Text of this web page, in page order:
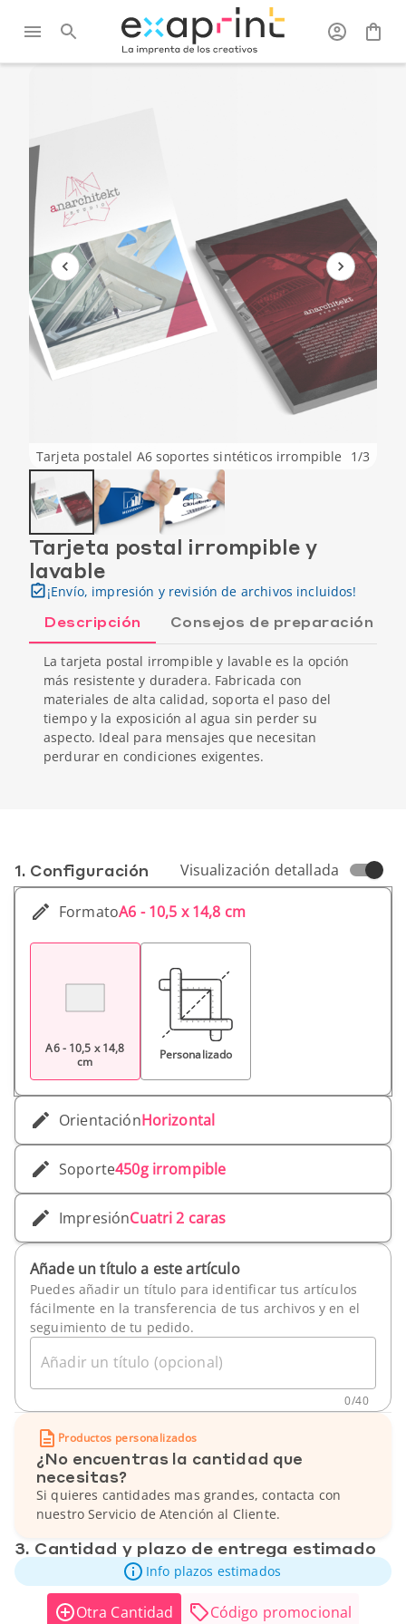
Tarjeta postalel A6 soportes sintéticos irrompible 1/3
Tarjeta postal irrompible y
lavable
¡Envío, impresión y revisión de archivos incluidos!
Descripción Consejos de preparación
La tarjeta postal irrompible y lavable es la opción
más resistente y duradera. Fabricada con
materiales de alta calidad, soporta el paso del
tiempo y la exposición al agua sin perder su
aspecto. Ideal para mensajes que necesitan
perdurar en condiciones exigentes.
1. Conf­iguración Visualización detallada
FormatoA6 - 10,5 x 14,8 cm
A6 - 10,5 x 14,8
cm
Personalizado
OrientaciónHorizontal
Soporte450g irrompible
ImpresiónCuatri 2 caras
Añade un título a este artículo
Puedes añadir un título para identificar tus artículos
fácilmente en la transferencia de tus archivos y en el
seguimiento de tu pedido.
Añadir un título (opcional)
0/40
Productos personalizados
¿No encuentras la cantidad que
necesitas?
Si quieres cantidades mas grandes, contacta con
nuestro Servicio de Atención al Cliente.
3. Cantidad y plazo de entrega estimado
Info plazos estimados
Otra Cantidad Código promocional